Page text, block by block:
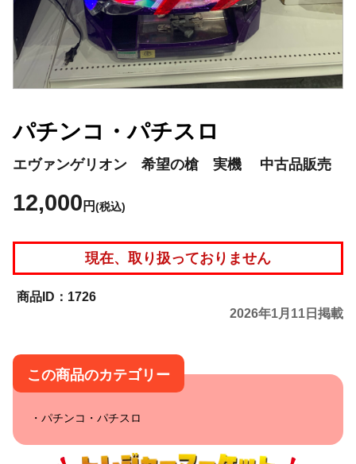
パチンコ・パチスロ
エヴァンゲリオン 希望の槍 実機 中古品販売
12,000 円(税込)
現在、取り扱っておりません
1726
2026年1月11日掲載
この商品のカテゴリー
パチンコ・パチスロ